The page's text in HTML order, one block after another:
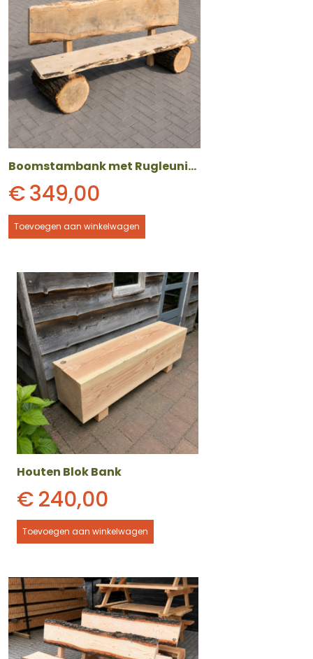
Boomstambank met Rugleuning
€349,00
Toevoegen aan winkelwagen
Houten Blok Bank
€240,00
Toevoegen aan winkelwagen